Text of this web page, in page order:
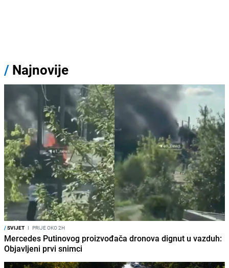
/ Najnovije
/SVIJET I PRIJE OKO 2H
Mercedes Putinovog proizvođača dronova dignut u vazduh:
Objavljeni prvi snimci